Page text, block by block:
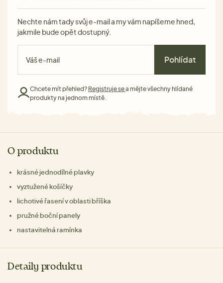
Nechte nám tady svůj e-mail a my vám napíšeme hned,
jakmile bude opět dostupný.
Pohlídat
Chcete mít přehled? Registruje sea mějte všechny hlídané
produkty na jednom místě.
O produktu
krásné jednodílné plavky
vyztužené košíčky
lichotivé řasení v oblasti bříška
pružné boční panely
nastavitelná ramínka
Detaily produktu